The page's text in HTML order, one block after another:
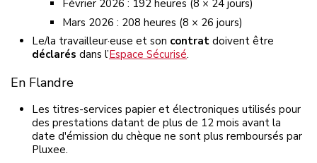
Février 2026 : 192 heures (8 × 24 jours)
Mars 2026 : 208 heures (8 × 26 jours)
Le/la travailleur·euse et son contrat doivent être
déclarés dans l’Espace Sécurisé.
En Flandre
Les titres-services papier et électroniques utilisés pour
des prestations datant de plus de 12 mois avant la
date d'émission du chèque ne sont plus remboursés par
Pluxee.